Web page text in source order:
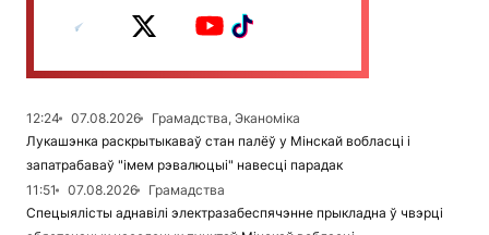
12:24 07.08.2026
Грамадства, Эканоміка
Лукашэнка раскрытыкаваў стан палёў у Мінскай вобласці і
запатрабаваў "імем рэвалюцыі" навесці парадак
11:51
07.08.2026
Грамадства
Спецыялісты аднавілі электразабеспячэнне прыкладна ў чвэрці